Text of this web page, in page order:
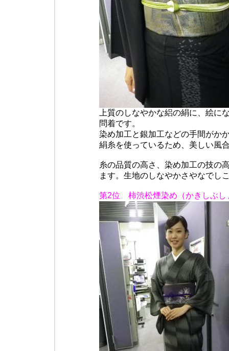
上質のしなやかな絽の絹に、絵に
問着です。
染め加工と銀加工などの手間がか
絹糸を使っているため、美しい風
糸の品質の高さ、染め加工の技の
ます。生地のしなやかさやなでし
第2位 柿渋松煙染め（かきしぶ